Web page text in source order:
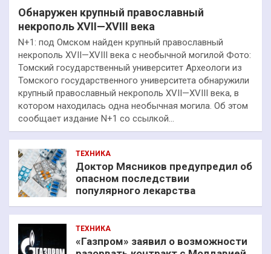
Обнаружен крупный православный
некрополь XVII—XVIII века
N+1: под Омском найден крупный православный
некрополь XVII—XVIII века с необычной могилой Фото:
Томский государственный университет Археологи из
Томского государственного университета обнаружили
крупный православный некрополь XVII—XVIII века, в
котором находилась одна необычная могила. Об этом
сообщает издание N+1 со ссылкой…
ТЕХНИКА
Доктор Мясников предупредил об
опасном последствии
популярного лекарства
ТЕХНИКА
«Газпром» заявил о возможности